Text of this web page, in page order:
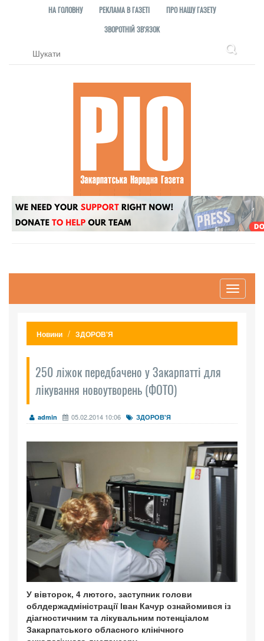
НА ГОЛОВНУ РЕКЛАМА В ГАЗЕТІ
ПРО НАШУ ГАЗЕТУ
ЗВОРОТНІЙ ЗВ'ЯЗОК
Toggle
Новини ЗДОРОВ'Я
250 ліжок передбачено у Закарпатті для
лікування новоутворень (ФОТО)
admin 05.02.2014 10:06 ЗДОРОВ'Я
У вівторок, 4 лютого, заступник голови
облдержадміністрації Іван Качур ознайомився із
діагностичним та лікувальним потенціалом
Закарпатського обласного клінічного